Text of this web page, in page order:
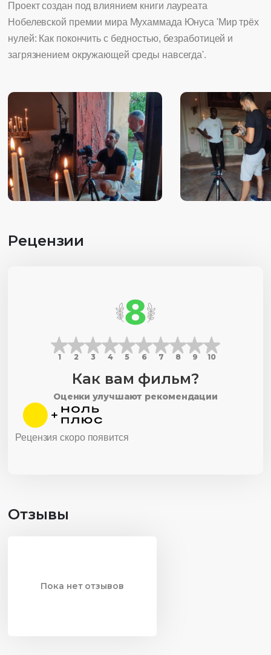
Проект создан под влиянием книги лауреата
Нобелевской премии мира Мухаммада Юнуса 'Мир трёх
нулей: Как покончить с бедностью, безработицей и
загрязнением окружающей среды навсегда'.
Рецензии
8
1 2 3 4 5 6 7 8 9 10
Как вам фильм?
Оценки улучшают рекомендации
Рецензия скоро появится
Отзывы
Пока нет отзывов